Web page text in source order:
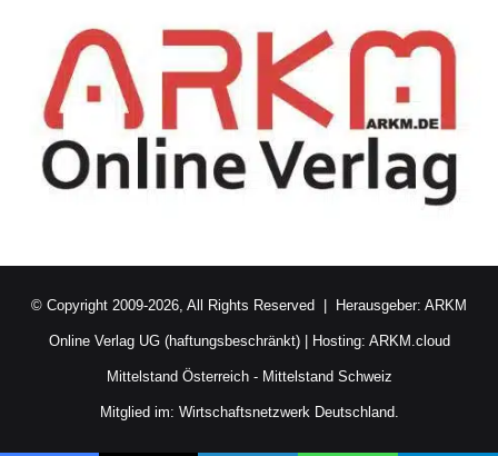
© Copyright 2009-2026, All Rights Reserved | Herausgeber: ARKM
Online Verlag UG (haftungsbeschränkt)| Hosting: ARKM.cloud
Mittelstand Österreich- Mittelstand Schweiz
Mitglied im: Wirtschaftsnetzwerk Deutschland.